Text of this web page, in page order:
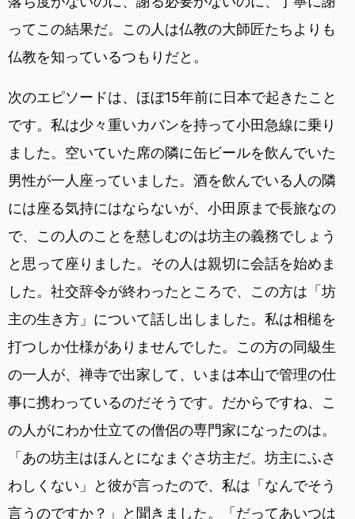
ってこの結果だ。この人は仏教の大師匠たちよりも
仏教を知っているつもりだと。
次のエピソードは、ほぼ15年前に日本で起きたこと
です。私は少々重いカバンを持って小田急線に乗り
ました。空いていた席の隣に缶ビールを飲んでいた
男性が一人座っていました。酒を飲んでいる人の隣
には座る気持にはならないが、小田原まで長旅なの
で、この人のことを慈しむのは坊主の義務でしょう
と思って座りました。その人は親切に会話を始めま
した。社交辞令が終わったところで、この方は「坊
主の生き方」について話し出しました。私は相槌を
打つしか仕様がありませんでした。この方の同級生
の一人が、禅寺で出家して、いまは本山で管理の仕
事に携わっているのだそうです。だからですね、こ
の人がにわか仕立ての僧侶の専門家になったのは。
「あの坊主はほんとになまぐさ坊主だ。坊主にふさ
わしくない」と彼が言ったので、私は「なんでそう
言うのですか？」と聞きました。「だってあいつは